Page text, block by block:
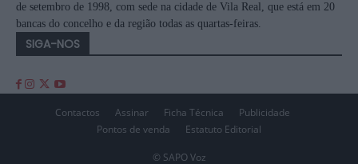
de setembro de 1998, com sede na cidade de Vila Real, que está em 20
bancas do concelho e da região todas as quartas-feiras.
SIGA-NOS
Contactos Assinar Ficha Técnica
Publicidade
Pontos de venda
Estatuto Editorial
© SAPO Voz